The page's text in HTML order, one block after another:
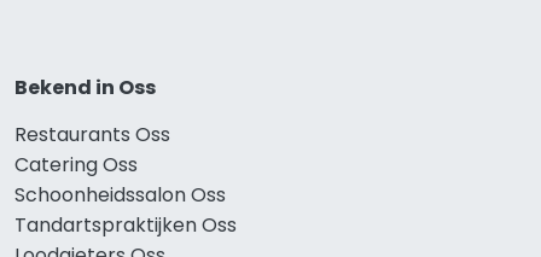
Bekend in Oss
Restaurants Oss
Catering Oss
Schoonheidssalon Oss
Tandartspraktijken Oss